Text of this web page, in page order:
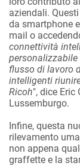
aziendali.
da smartphone
mail o
connettività
flusso di lavoro
intelligenti
Ricoh", dice Eric
Lussemburgo.
Infine, questa
rilevamento
non appena
graffette e la